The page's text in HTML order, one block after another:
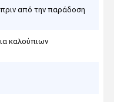
από την παράδοση
καλούπιων